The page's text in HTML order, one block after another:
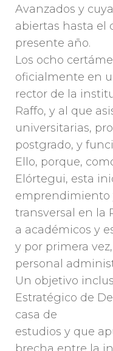
Avanzados y
abiertas hasta el
presente año.
Los ocho
oficialmente en
rector de la
Raffo, y al que
universitarias,
postgrado, y
Ello, porque,
Elórtegui, esta
emprendimiento
transversal en la
a académicos y
y por primera
personal
Un objetivo
Estratégico de
casa de
estudios y que